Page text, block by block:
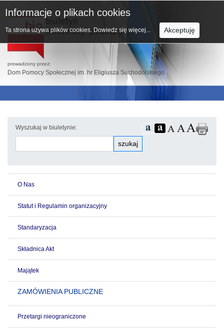
prowadzony przez:
Dom Pomocy Społecznej im. hr Eligiusza Suchodolskiego
Wyszukaj w biuletynie:
szukaj
O Nas
Statut i Regulamin organizacyjny
Standaryzacja
Składnica Akt
Majątek
ZAMÓWIENIA PUBLICZNE
Przetargi nieograniczone
Informacje o plikach cookies
Ta strona używa plików cookies. Dowiedz się więcej... Akceptuję